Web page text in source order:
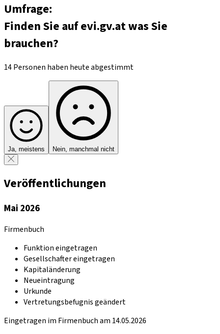
Umfrage:
Finden Sie auf evi.gv.at was Sie
brauchen?
14 Personen haben heute abgestimmt
Ja, meistens Nein, manchmal nicht
Veröffentlichungen
Mai 2026
Firmenbuch
Funktion eingetragen
Gesellschafter eingetragen
Kapitaländerung
Neueintragung
Urkunde
Vertretungsbefugnis geändert
Eingetragen im Firmenbuch am 14.05.2026